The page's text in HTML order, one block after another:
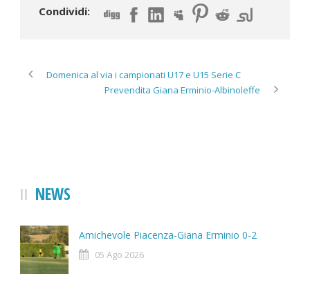
Condividi:
Domenica al via i campionati U17 e U15 Serie C
Prevendita Giana Erminio-Albinoleffe
NEWS
Amichevole Piacenza-Giana Erminio 0-2
05 Ago 2026